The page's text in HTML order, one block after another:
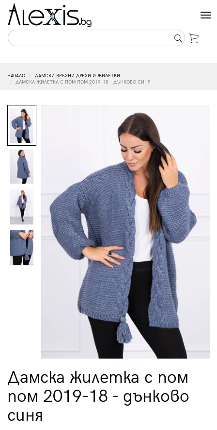
НАЧАЛО
ДАМСКИ ВРЪХНИ ДРЕХИ И ЖИЛЕТКИ
ДАМСКА ЖИЛЕТКА С ПОМ ПОМ 2019-18 - ДЪНКОВО СИНЯ
Дамска жилетка с пом
пом 2019-18 - дънково
синя